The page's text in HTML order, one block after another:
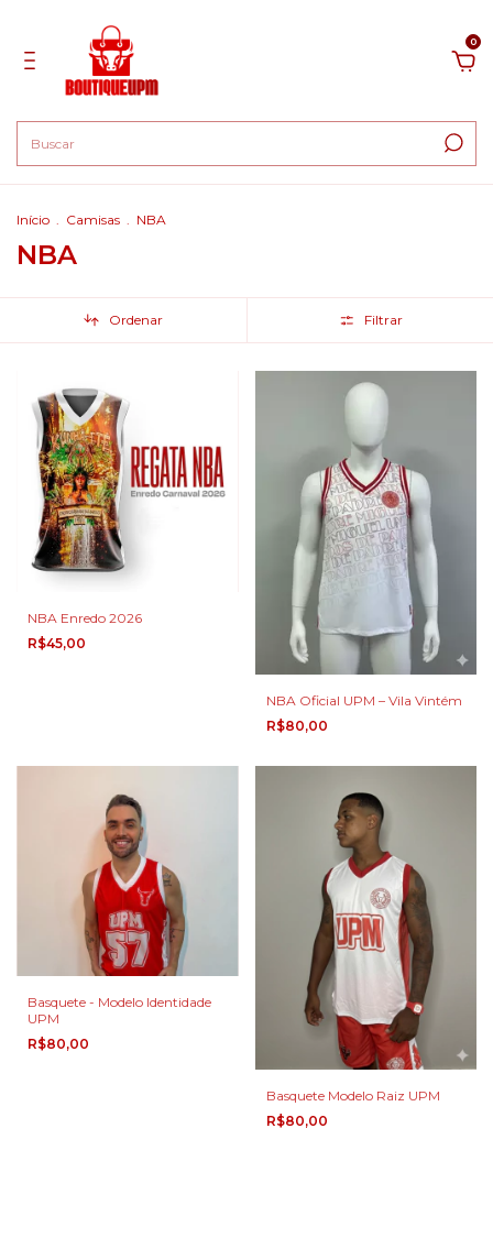
0
Início . Camisas . NBA
NBA
Ordenar Filtrar
NBA Enredo 2026
R$45,00
NBA Oficial UPM – Vila Vintém
R$80,00
Basquete - Modelo Identidade
UPM
R$80,00
Basquete Modelo Raiz UPM
R$80,00